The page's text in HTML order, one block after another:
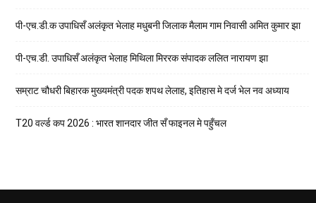
पी-एच.डी.क उपाधिसँ अलंकृत भेलाह मधुबनी जिलाक मैलाम गाम निवासी अमित कुमार झा
पी-एच.डी. उपाधिसँ अलंकृत भेलाह मिथिला मिररक संपादक ललित नारायण झा
सम्राट चौधरी बिहारक मुख्यमंत्री पदक शपथ लेलाह, इतिहास मे दर्ज भेल नव अध्याय
T20 वर्ल्ड कप 2026 : भारत शानदार जीत सँ फाइनल मे पहुँचल